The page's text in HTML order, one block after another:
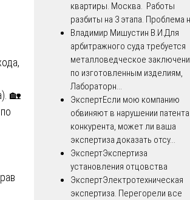
🏡
квартиры. Москва. Работы
разбиты на 3 этапа. Проблема
Владимир Мишустин В.И.Для
арбитражного суда требуется
металловедческое
по изготовленным изделиям,
Лабораторн...
ЭкспертЕсли мою компанию
обвиняют в нарушении патента
конкурента, может ли ваша
экспертиза доказать отсу...
ЭкспертЭкспертиза
установления отцовства
ЭкспертЭлектротехническая
экспертиза. Перегорели все